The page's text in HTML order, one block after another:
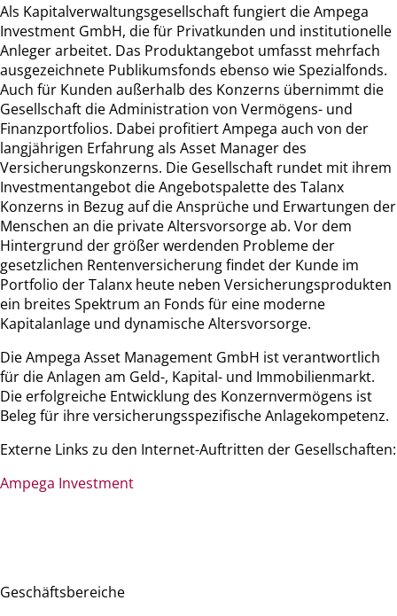
Als Kapitalverwaltungsgesellschaft fungiert die Ampega
Investment GmbH, die für Privatkunden und institutionelle
Anleger arbeitet. Das Produktangebot umfasst mehrfach
ausgezeichnete Publikumsfonds ebenso wie Spezialfonds.
Auch für Kunden außerhalb des Konzerns übernimmt die
Gesellschaft die Administration von Vermögens- und
Finanzportfolios. Dabei profitiert Ampega auch von der
langjährigen Erfahrung als Asset Manager des
Versicherungskonzerns. Die Gesellschaft rundet mit ihrem
Investmentangebot die Angebotspalette des Talanx
Konzerns in Bezug auf die Ansprüche und Erwartungen der
Menschen an die private Altersvorsorge ab. Vor dem
Hintergrund der größer werdenden Probleme der
gesetzlichen Rentenversicherung findet der Kunde im
Portfolio der Talanx heute neben Versicherungsprodukten
ein breites Spektrum an Fonds für eine moderne
Kapitalanlage und dynamische Altersvorsorge.
Die Ampega Asset Management GmbH ist verantwortlich
für die Anlagen am Geld-, Kapital- und Immobilienmarkt.
Die erfolgreiche Entwicklung des Konzernvermögens ist
Beleg für ihre versicherungsspezifische Anlagekompetenz.
Externe Links zu den Internet-Auftritten der Gesellschaften:
Ampega Investment
Geschäftsbereiche